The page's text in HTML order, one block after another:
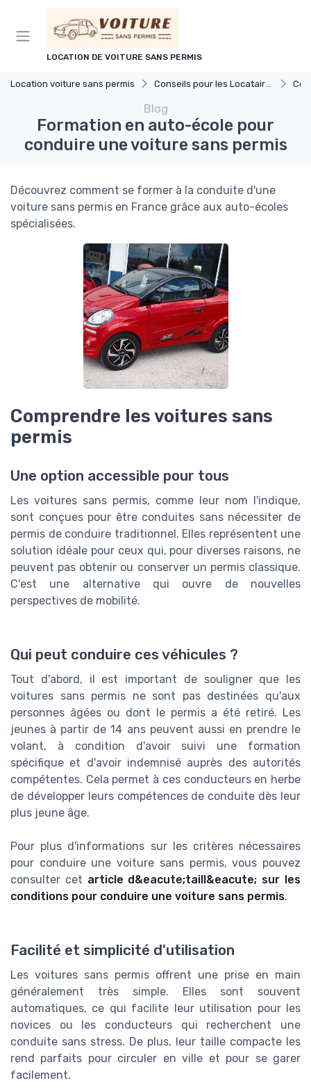
LOCATION DE VOITURE SANS PERMIS
Location voiture sans permis Conseils pour les Locataires
Blog
Formation en auto-école pour
conduire une voiture sans permis
Découvrez comment se former à la conduite d'une
voiture sans permis en France grâce aux auto-écoles
spécialisées.
Comprendre les voitures sans
permis
Une option accessible pour tous
Les voitures sans permis, comme leur nom l'indique,
sont conçues pour être conduites sans nécessiter de
permis de conduire traditionnel. Elles représentent une
solution idéale pour ceux qui, pour diverses raisons, ne
peuvent pas obtenir ou conserver un permis classique.
C'est une alternative qui ouvre de nouvelles
perspectives de mobilité.
Qui peut conduire ces véhicules ?
Tout d'abord, il est important de souligner que les
voitures sans permis ne sont pas destinées qu'aux
personnes âgées ou dont le permis a été retiré. Les
jeunes à partir de 14 ans peuvent aussi en prendre le
volant, à condition d'avoir suivi une formation
spécifique et d'avoir indemnisé auprès des autorités
compétentes. Cela permet à ces conducteurs en herbe
de développer leurs compétences de conduite dès leur
plus jeune âge.
Pour plus d'informations sur les critères nécessaires
pour conduire une voiture sans permis, vous pouvez
consulter cet article d&eacute;taill&eacute; sur les
conditions pour conduire une voiture sans permis.
Facilité et simplicité d'utilisation
Les voitures sans permis offrent une prise en main
généralement très simple. Elles sont souvent
automatiques, ce qui facilite leur utilisation pour les
novices ou les conducteurs qui recherchent une
conduite sans stress. De plus, leur taille compacte les
rend parfaits pour circuler en ville et pour se garer
facilement.